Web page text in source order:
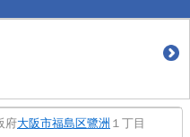
府大阪市福島区鷺洲 １丁目